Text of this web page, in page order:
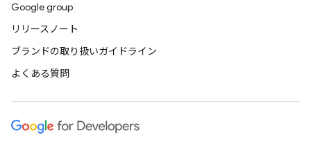
Google group
リリースノート
ブランドの取り扱いガイドライン
よくある質問